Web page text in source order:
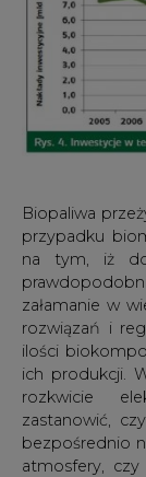
Biopaliwa
przypadku
na tym, iż do
załamanie w
rozwiązań i
ilości
ich produkcji.
rozkwicie
zastanowić,
bezpośrednio
atmosfery,